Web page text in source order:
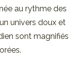
au rythme des
univers doux et
sont magnifiés